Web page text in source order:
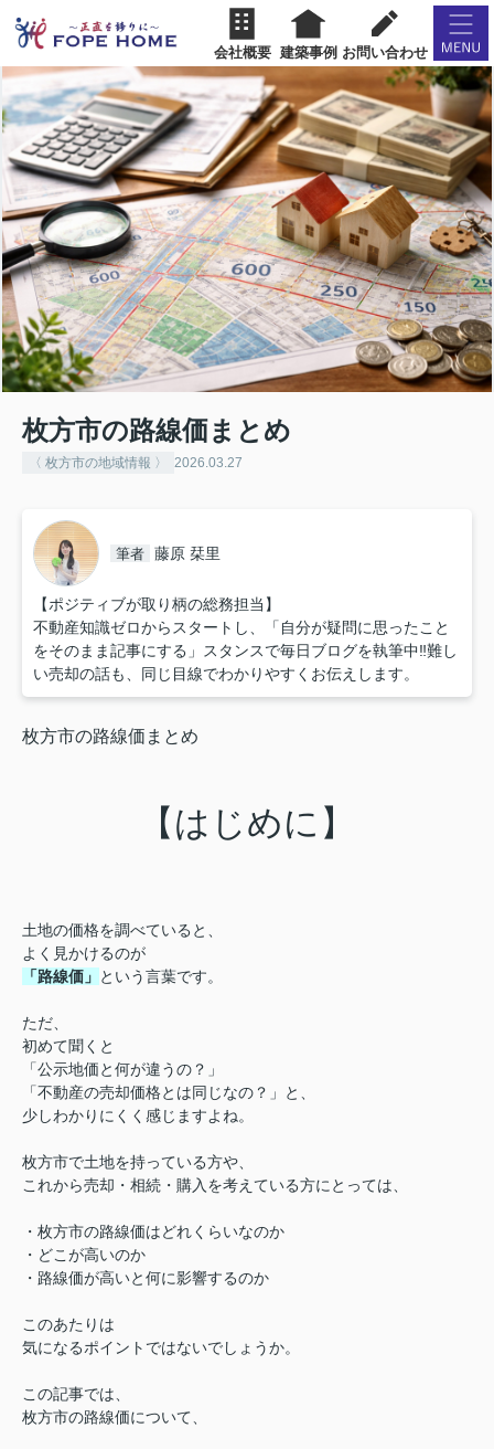
会社概要 建築事例 お問い合わせ
枚方市の路線価まとめ
〈 枚方市の地域情報 〉 2026.03.27
筆者 藤原 栞里
【ポジティブが取り柄の総務担当】
不動産知識ゼロからスタートし、「自分が疑問に思ったこと
をそのまま記事にする」スタンスで毎日ブログを執筆中‼︎難し
い売却の話も、同じ目線でわかりやすくお伝えします。
枚方市の路線価まとめ
【はじめに】
土地の価格を調べていると、
よく見かけるのが
「路線価」 という言葉です。
ただ、
初めて聞くと
「公示地価と何が違うの？」
「不動産の売却価格とは同じなの？」と、
少しわかりにくく感じますよね。
枚方市で土地を持っている方や、
これから売却・相続・購入を考えている方にとっては、
・枚方市の路線価はどれくらいなのか
・どこが高いのか
・路線価が高いと何に影響するのか
このあたりは
気になるポイントではないでしょうか。
この記事では、
枚方市の路線価について、